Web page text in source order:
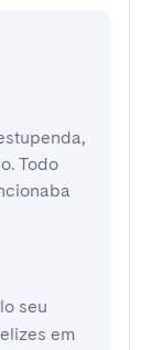
Todo
seu
em